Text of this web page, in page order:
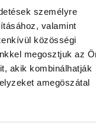
személyre
valamint
közösségi
megosztjuk az
akik kombinálhatják
amegöszátal